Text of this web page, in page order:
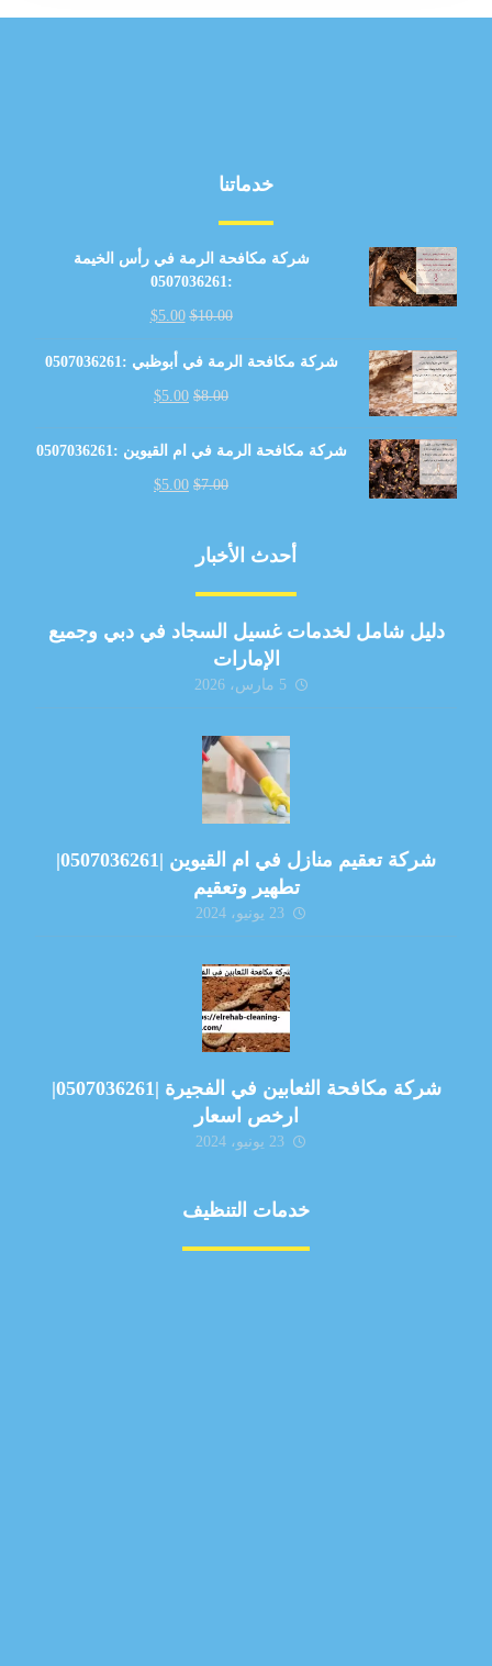
خدماتنا
شركة مكافحة الرمة في رأس الخيمة
:0507036261
$10.00
$5.00
شركة مكافحة الرمة في أبوظبي :0507036261
$8.00
$5.00
شركة مكافحة الرمة في ام القيوين :0507036261
$7.00
$5.00
أحدث الأخبار
دليل شامل لخدمات غسيل السجاد في دبي وجميع
الإمارات
5 مارس، 2026
شركة تعقيم منازل في ام القيوين |0507036261|
تطهير وتعقيم
23 يونيو، 2024
شركة مكافحة الثعابين في الفجيرة |0507036261|
ارخص اسعار
23 يونيو، 2024
خدمات التنظيف